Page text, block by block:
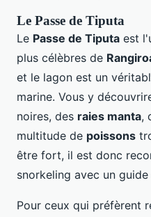
Le Passe de Tiputa
Le Passe de Tiputa est
plus célèbres de
et le lagon est un
marine. Vous y
noires, des raies manta,
multitude de poissons
être fort, il est donc
snorkeling avec un
Pour ceux qui préfèrent